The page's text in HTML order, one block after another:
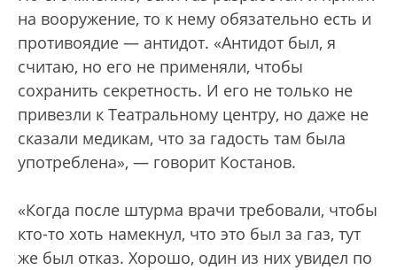
на вооружение, то к нему обязательно есть и
противоядие — антидот. «Антидот был, я
считаю, но его не применяли, чтобы
сохранить секретность. И его не только не
привезли к Театральному центру, но даже не
сказали медикам, что за гадость там была
употреблена», — говорит Костанов.
«Когда после штурма врачи требовали, чтобы
кто-то хоть намекнул, что это был за газ, тут
же был отказ. Хорошо, один из них увидел по